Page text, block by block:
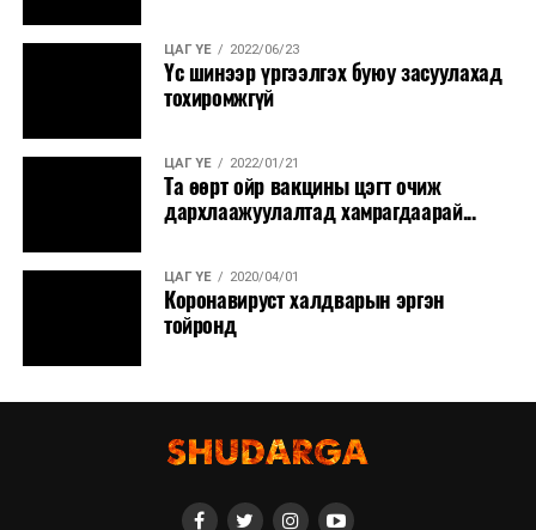
ЦАГ ҮЕ 2022/06/23
Үс шинээр үргээлгэх буюу засуулахад
тохиромжгүй
ЦАГ ҮЕ 2022/01/21
Та өөрт ойр вакцины цэгт очиж
дархлаажуулалтад хамрагдаарай...
ЦАГ ҮЕ 2020/04/01
Коронавируст халдварын эргэн
тойронд